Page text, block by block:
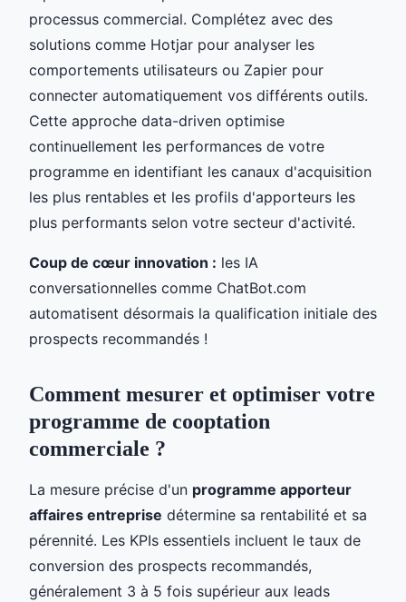
processus commercial. Complétez avec des
solutions comme Hotjar pour analyser les
comportements utilisateurs ou Zapier pour
connecter automatiquement vos différents outils.
Cette approche data-driven optimise
continuellement les performances de votre
programme en identifiant les canaux d'acquisition
les plus rentables et les profils d'apporteurs les
plus performants selon votre secteur d'activité.
Coup de cœur innovation : les IA
conversationnelles comme ChatBot.com
automatisent désormais la qualification initiale des
prospects recommandés !
Comment mesurer et optimiser votre
programme de cooptation
commerciale ?
La mesure précise d'un programme apporteur
affaires entreprise détermine sa rentabilité et sa
pérennité. Les KPIs essentiels incluent le taux de
conversion des prospects recommandés,
généralement 3 à 5 fois supérieur aux leads